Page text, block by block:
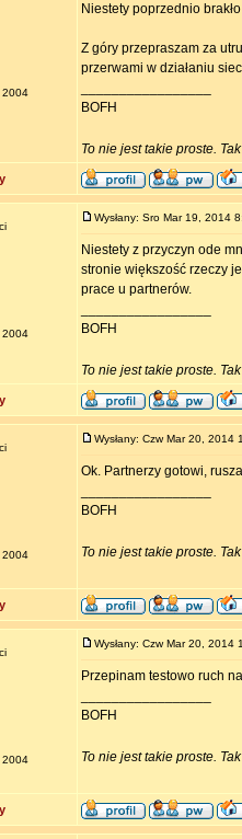
2004
Niestety poprzednio
Z góry przepraszam za
przerwami w działaniu
BOFH
To nie jest takie proste.
2004
Wysłany: Sro Mar 19, 2014
Niestety z przyczyn ode
stronie większość rzeczy
prace u partnerów.
BOFH
To nie jest takie proste.
2004
Wysłany: Czw Mar 20, 2014
Ok. Partnerzy gotowi,
BOFH
To nie jest takie proste.
2004
Wysłany: Czw Mar 20, 2014
Przepinam testowo ruch
BOFH
To nie jest takie proste.